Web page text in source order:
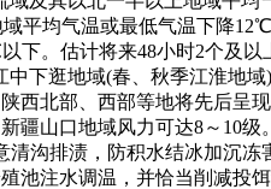
平均气温或最低气温下降
下。估计将来48小时2个及
下逛地域(春、秋季江淮地
西北部、西部等地将先后
疆山口地域风力可达8～10
沟排渍，防积水结冰加沉
池注水调温，并恰当削减投